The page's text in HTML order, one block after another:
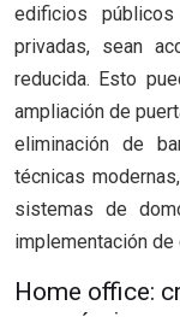
edificios
privadas, sean
reducida. Esto
ampliación de
eliminación de
técnicas
sistemas de
implementación
Home office: